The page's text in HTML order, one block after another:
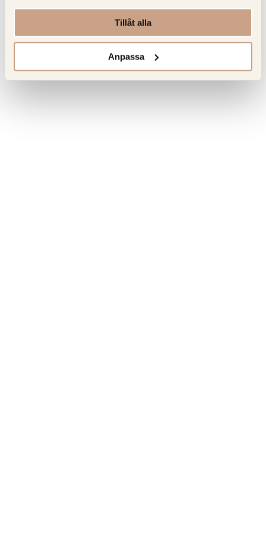
Tillåt alla
Anpassa
Senast sedda produkter
Hitta tillbaka till favoriterna som du tidigare har besökt.